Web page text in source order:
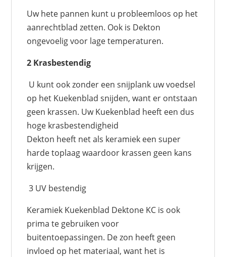
Uw hete pannen kunt u probleemloos op het
aanrechtblad zetten. Ook is Dekton
ongevoelig voor lage temperaturen.
2 Krasbestendig
U kunt ook zonder een snijplank uw voedsel
op het Kuekenblad snijden, want er ontstaan
geen krassen. Uw Kuekenblad heeft een dus
hoge krasbestendigheid
Dekton heeft net als keramiek een super
harde toplaag waardoor krassen geen kans
krijgen.
3 UV bestendig
Keramiek Kuekenblad Dektone KC is ook
prima te gebruiken voor
buitentoepassingen. De zon heeft geen
invloed op het materiaal, want het is